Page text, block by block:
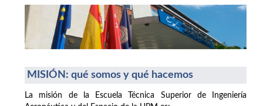
MISIÓN: qué somos y qué hacemos
La misión de la Escuela Técnica Superior de Ingeniería